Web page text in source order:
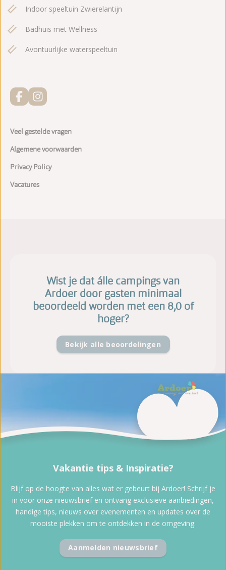
Indoor speeltuin Zwierelantijn
Badhuis met Wellness
Avontuurlijke waterspeeltuin
Veel gestelde vragen
Algemene voorwaarden
Privacy Policy
Vacatures
Wist je dat álle campings van
Ardoer door gasten minimaal
beoordeeld worden met een 8,0 of
hoger?
Bekijk alle beoordelingen
Vakantie tips & Inspiratie?
Blijf op de hoogte van alles wat er gebeurt bij Ardoer! Schrijf je
in voor onze nieuwsbrief en ontvang exclusieve aanbiedingen,
handige tips, nieuws over evenementen en updates over de
mooiste plekken om te ontdekken in de omgeving.
Aanmelden nieuwsbrief